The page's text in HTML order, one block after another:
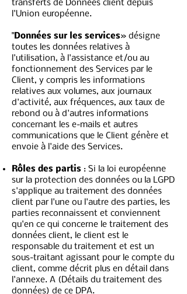
transferts de Données client depuis
l'Union européenne.
"Données sur les services» désigne
toutes les données relatives à
l'utilisation, à l'assistance et/ou au
fonctionnement des Services par le
Client, y compris les informations
relatives aux volumes, aux journaux
d'activité, aux fréquences, aux taux de
rebond ou à d'autres informations
concernant les e-mails et autres
communications que le Client génère et
envoie à l'aide des Services.
Rôles des partis : Si la loi européenne
sur la protection des données ou la LGPD
s'applique au traitement des données
client par l'une ou l'autre des parties, les
parties reconnaissent et conviennent
qu'en ce qui concerne le traitement des
données client, le client est le
responsable du traitement et est un
sous-traitant agissant pour le compte du
client, comme décrit plus en détail dans
l'annexe. A (Détails du traitement des
données) de ce DPA.